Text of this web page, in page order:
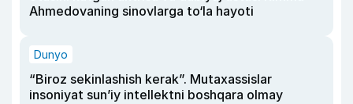
Ahmedovaning sinovlarga to‘la hayoti
Dunyo
“Biroz sekinlashish kerak”. Mutaxassislar
insoniyat sun’iy intellektni boshqara olmay